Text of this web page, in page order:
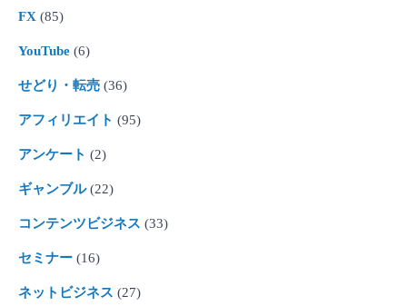
FX (85)
YouTube (6)
せどり・転売 (36)
アフィリエイト (95)
アンケート (2)
ギャンブル(22)
コンテンツビジネス (33)
セミナー (16)
ネットビジネス (27)